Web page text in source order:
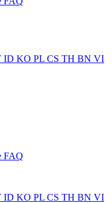
ID KO PL CS TH BN VI
FAQ
ID KO PL CS TH BN VI